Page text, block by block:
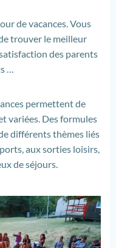
de vacances. Vous
trouver le meilleur
des parents
…
permettent de
variées. Des formules
différents thèmes liés
aux sorties loisirs,
de séjours.